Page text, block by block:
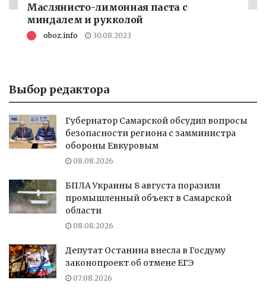
Маслянисто-лимонная паста с
миндалем и рукколой
oboz.info 30.08.2023
Выбор редактора
Губернатор Самарской обсудил вопросы
безопасности региона с замминистра
обороны Евкуровым
08.08.2026
БПЛА Украины 8 августа поразили
промышленный объект в Самарской
области
08.08.2026
Депутат Останина внесла в Госдуму
законопроект об отмене ЕГЭ
07.08.2026